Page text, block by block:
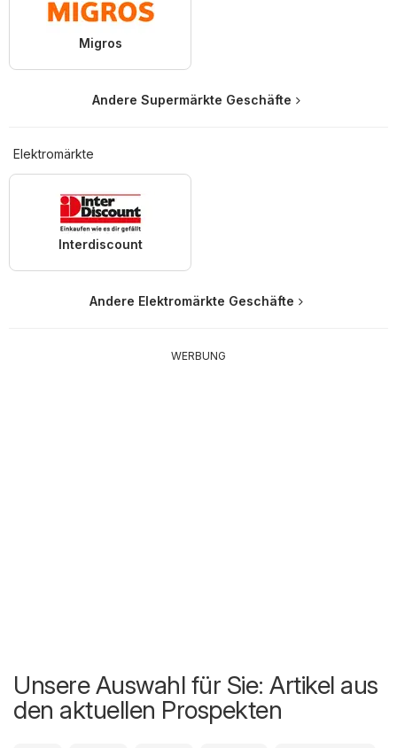
Migros
Andere Supermärkte Geschäfte
Elektromärkte
Interdiscount
Andere Elektromärkte Geschäfte
WERBUNG
Unsere Auswahl für Sie: Artikel aus
den aktuellen Prospekten